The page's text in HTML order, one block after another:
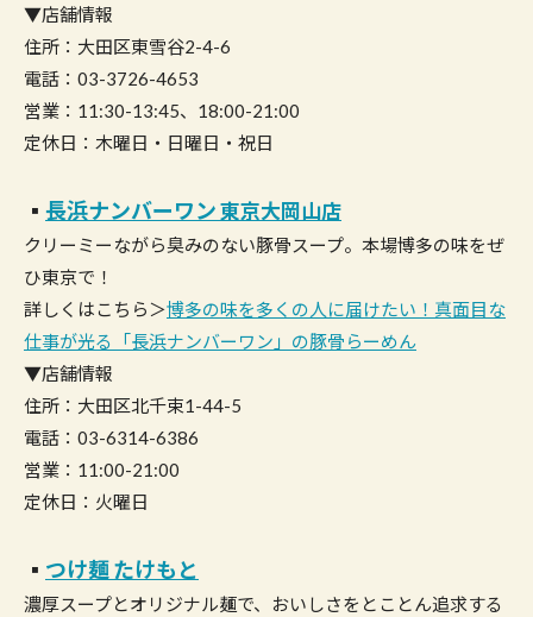
▼店舗情報
住所：大田区東雪谷2-4-6
電話：03-3726-4653
営業：11:30-13:45、18:00-21:00
定休日：木曜日・日曜日・祝日
▪︎ 長浜ナンバーワン東京大岡山店
クリーミーながら臭みのない豚骨スープ。本場博多の味をぜ
ひ東京で！
詳しくはこちら＞博多の味を多くの人に届けたい！真面目な
仕事が光る「長浜ナンバーワン」の豚骨らーめん
▼店舗情報
住所：大田区北千束1-44-5
電話：03-6314-6386
営業：11:00-21:00
定休日：火曜日
▪︎ つけ麺 たけもと
濃厚スープとオリジナル麺で、おいしさをとことん追求する